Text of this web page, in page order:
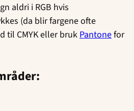
aldri i RGB hvis
(da blir fargene ofte
til CMYK eller bruk Pantonefor